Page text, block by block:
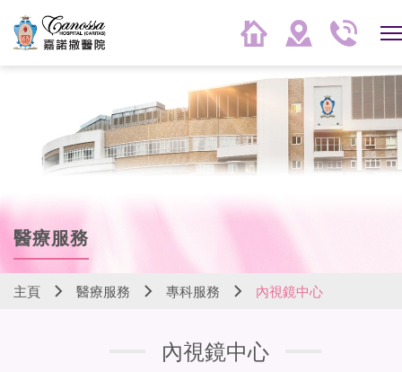
醫療服務
主頁 醫療服務 專科服務 內視鏡中心
內視鏡中心